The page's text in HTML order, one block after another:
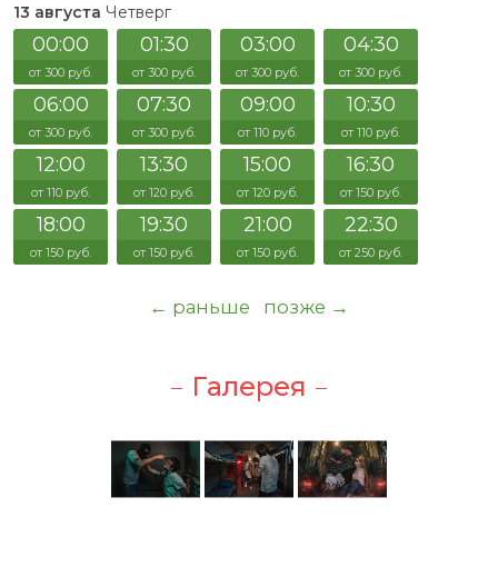
13 августа Четверг
00:00
от 300 руб.
01:30
от 300 руб.
03:00
от 300 руб.
04:30
от 300 руб.
06:00
от 300 руб.
07:30
от 300 руб.
09:00
от 110 руб.
10:30
от 110 руб.
12:00
от 110 руб.
13:30
от 120 руб.
15:00
от 120 руб.
16:30
от 150 руб.
18:00
от 150 руб.
19:30
от 150 руб.
21:00
от 150 руб.
22:30
от 250 руб.
← раньше позже →
Галерея